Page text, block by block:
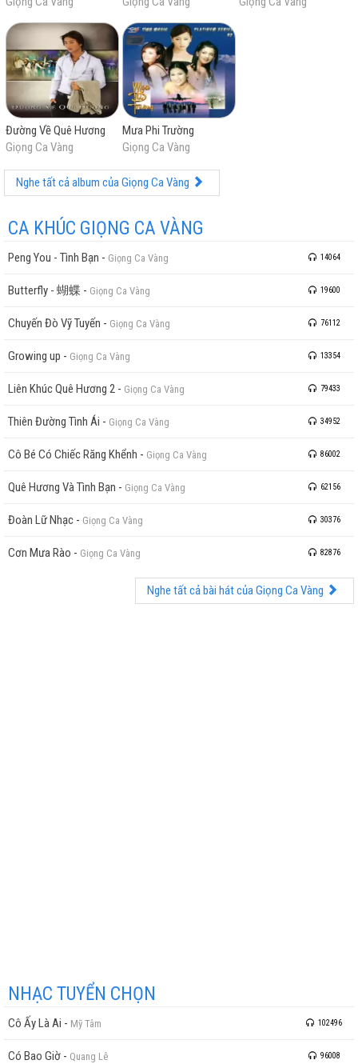
Đường Về Quê Hương
Giọng Ca Vàng
Mưa Phi Trường
Giọng Ca Vàng
Nghe tất cả album của Giọng Ca Vàng
CA KHÚC GIỌNG CA VÀNG
Peng You - Tình Bạn - Giọng Ca Vàng 14064
Butterfly - 蝴蝶 - Giọng Ca Vàng 19600
Chuyến Đò Vỹ Tuyến - Giọng Ca Vàng 76112
Growing up - Giọng Ca Vàng 13354
Liên Khúc Quê Hương 2 - Giọng Ca Vàng 79433
Thiên Đường Tình Ái - Giọng Ca Vàng 34952
Cô Bé Có Chiếc Răng Khểnh - Giọng Ca Vàng 86002
Quê Hương Và Tình Bạn - Giọng Ca Vàng 62156
Đoàn Lữ Nhạc - Giọng Ca Vàng 30376
Cơn Mưa Rào - Giọng Ca Vàng 82876
Nghe tất cả bài hát của Giọng Ca Vàng
NHẠC TUYỂN CHỌN
Cô Ấy Là Ai - Mỹ Tâm 102496
Có Bao Giờ - Quang Lê 96008